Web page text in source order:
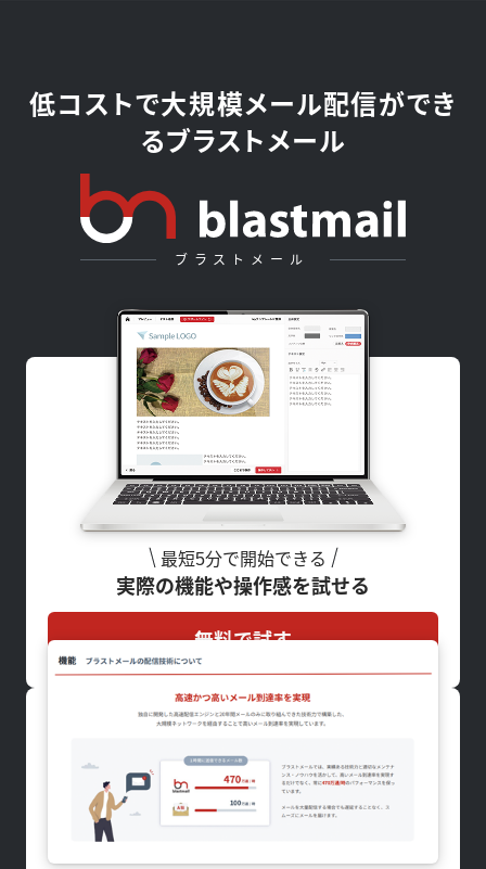
低コストで大規模メール配信ができ
るブラストメール
ブラストメール
最短5分で開始できる
実際の機能や操作感を試せる
無料で試す